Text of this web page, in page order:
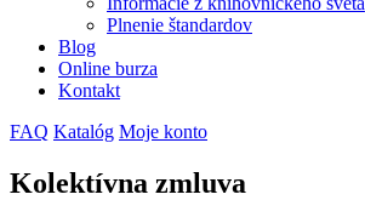
Plnenie štandardov
Blog
Online burza
Kontakt
FAQ Katalóg Moje konto
Kolektívna zmluva